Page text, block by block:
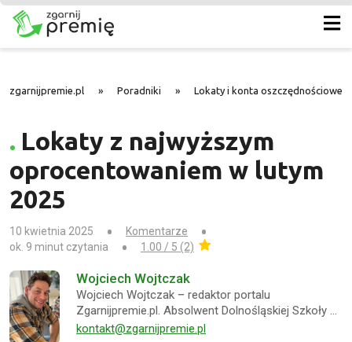
zgarnijpremie.pl » Poradniki » Lokaty i konta oszczędnościowe
Lokaty z najwyższym
oprocentowaniem w lutym
2025
10 kwietnia 2025
Komentarze
ok. 9 minut czytania
1.00 / 5 (2)
Wojciech Wojtczak
Wojciech Wojtczak – redaktor portalu
Zgarnijpremie.pl. Absolwent Dolnośląskiej Szkoły …
kontakt@zgarnijpremie.pl